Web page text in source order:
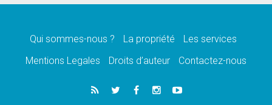
07.08.2026
07.08.2026
lancement des «dix jours de prière pour la
06.08.2026
Préparatifs des JMJ 2027 à Séoul: «c'est
Qui sommes-nous ? La propriété
Les services
Mentions Legales
Droits d’auteur Contactez-nous